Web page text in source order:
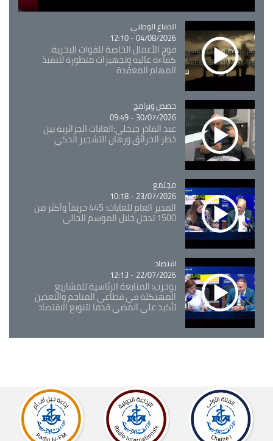
Catégorie
الدفاع الوطني
04/08/2026 - 12:10
فوج الأعمال الخاصة للقوات البحرية:
كفاءة عالية وتجهيزات متطورة لتنفيذ
المهام المعقدة
Catégorie
حصص وبرامج
30/07/2026 - 09:49
عبد القادر جيجلي:الغابات الجزائرية بين
خطر الحرائق ورهان التشجير الذكي
Catégorie
مجتمع
23/07/2026 - 10:18
المدير العام للغابات: 445 حريقاً وأكثر من
1500 تدخل خلال الموسم الحالي
Catégorie
اقتصاد
22/07/2026 - 12:13
بوحرب: المتابعة الرئاسية للمشاريع
المهيكلة في قطاعي المناجم والتعدين
تأكيد على المضي قدما لتنويع الاقتصاد